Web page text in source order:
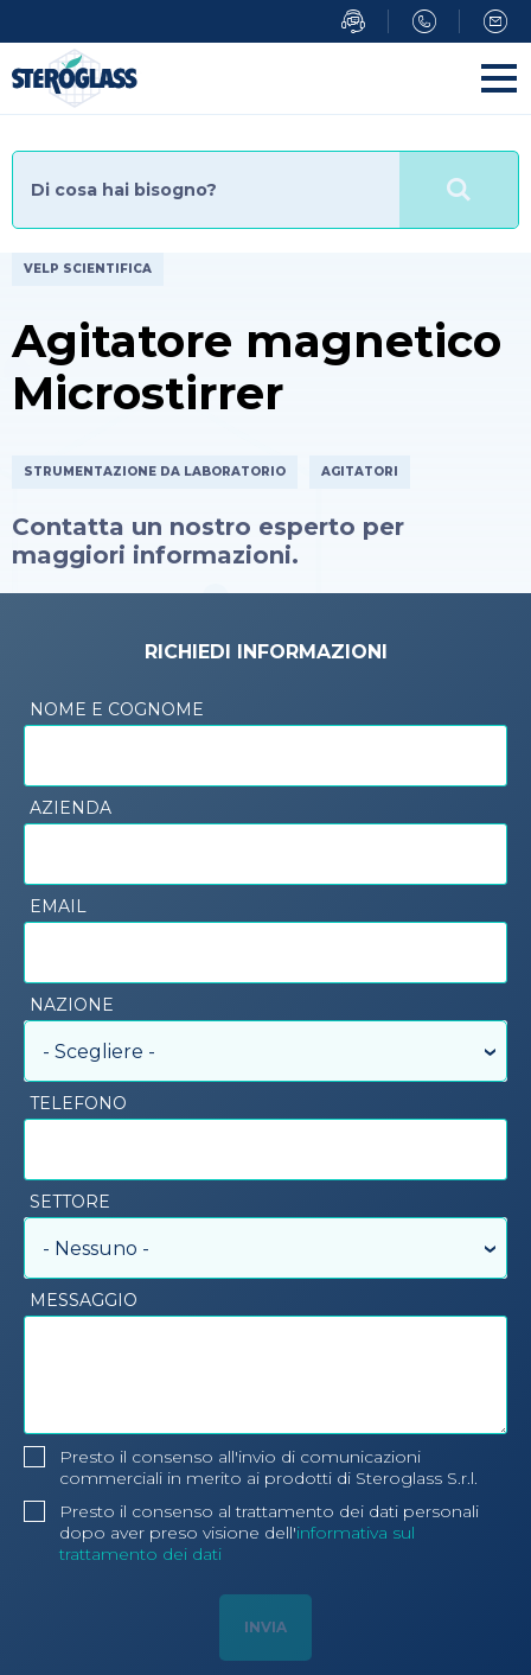
al
contenuto
principale
VELP SCIENTIFICA
Agitatore magnetico
Microstirrer
STRUMENTAZIONE DA LABORATORIO AGITATORI
Contatta un nostro esperto per
maggiori informazioni.
RICHIEDI INFORMAZIONI
NOME E COGNOME
AZIENDA
EMAIL
NAZIONE
- Scegliere -
TELEFONO
SETTORE
- Nessuno -
MESSAGGIO
Presto il consenso all'invio di comunicazioni
commerciali in merito ai prodotti di Steroglass S.r.l.
Presto il consenso al trattamento dei dati personali
dopo aver preso visione dell'informativa sul
trattamento dei dati